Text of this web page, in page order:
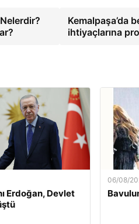
Kemalpaşa’da
ihtiyaçlarına
Erdoğan, Devlet
06/08/